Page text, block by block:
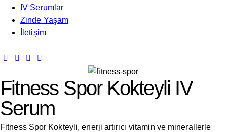
IV Serumlar
Zinde Yaşam
İletişim
Fitness Spor Kokteyli IV
Serum
Fitness Spor Kokteyli, enerji artırıcı vitamin ve minerallerle